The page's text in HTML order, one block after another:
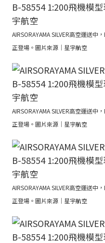
AIRSORAYAMA SILVER高空運送
正登場。圖片來源｜星宇航空
AIRSORAYAMA SILVER高空運送
正登場。圖片來源｜星宇航空
AIRSORAYAMA SILVER高空運送
正登場。圖片來源｜星宇航空